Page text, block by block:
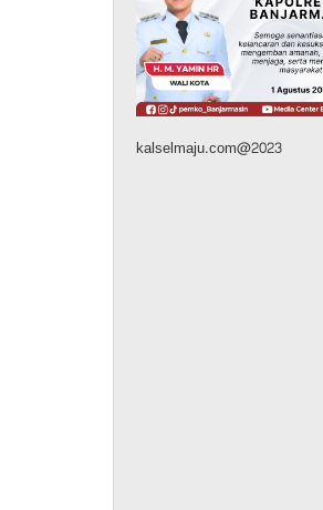
Operasi Sikat
Berakhir, Polda
Amankan
Hingga
kalselmaju.com@2023